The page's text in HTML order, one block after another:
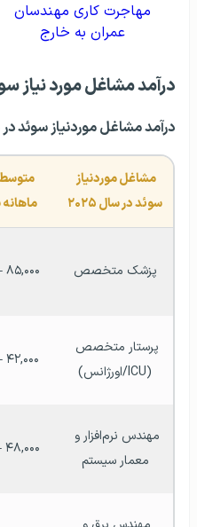
مهاجرت کاری مهندسان
عمران به خارج
درآمد مشاغل مورد نیاز
درآمد مشاغل موردنیاز سوئد
مشاغل موردنیاز
سوئد در سال ۲۰۲۵
پزشک متخصص ۸۵,۰۰۰ – ۱۲۰,۰۰۰
(ICU/اورژانس)
۴۲,۰۰۰ – ۵۵,۰۰۰
معمار سیستم
۴۸,۰۰۰ – ۷۵,۰۰۰